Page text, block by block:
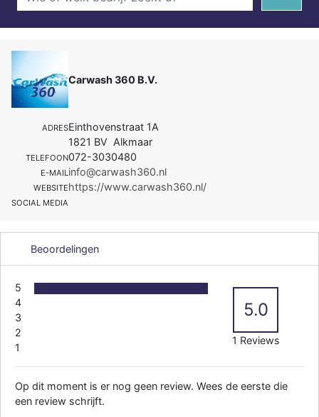
Carwash 360 B.V.
ADRESEinthovenstraat 1A
1821 BV Alkmaar
TELEFOON072-3030480
E-MAILinfo@carwash360.nl
WEBSITEhttps://www.carwash360.nl/
SOCIAL MEDIA
Beoordelingen
5
4
3
2
1
5.0
1 Reviews
Op dit moment is er nog geen review. Wees de eerste die
een review schrijft.